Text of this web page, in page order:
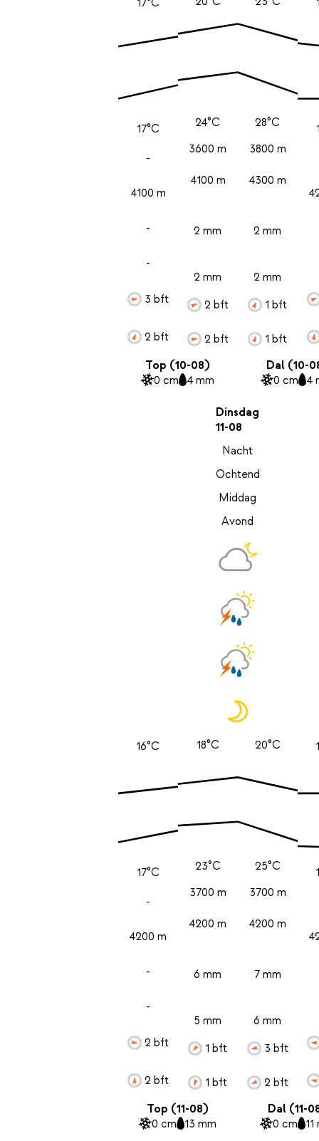
17°C
-
4100 m
-
-
3 bft
2 bft
24°C
3600 m
4100 m
2 mm
2 mm
2 bft
2 bft
28°C
3800 m
4300 m
2 mm
2 mm
1 bft
1 bft
Top (10-08)
0 cm 4 mm
Dal (10-
0 cm 4
Dinsdag
11-08
Nacht
Ochtend
Middag
Avond
16°C
17°C
-
4200 m
-
-
2 bft
2 bft
18°C
23°C
3700 m
4200 m
6 mm
5 mm
1 bft
1 bft
20°C
25°C
3700 m
4200 m
7 mm
6 mm
3 bft
2 bft
Top (11-08)
0 cm 13 mm
Dal (11-
0 cm 11